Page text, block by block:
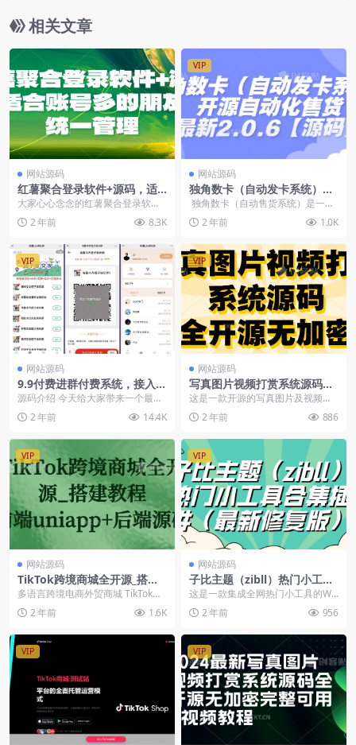
相关文章
网站源码
红薯聚合登录软件+源码，适
合账号多的朋友，统一管理
大家心心念念的红薯聚合登录软件
来啦！！ Python开发的，不报毒，
win10，...
2 年前 8.3K
VIP
网站源码
独角数卡（自动发卡系统）开
源自动化售货最新2.0.6【源
码】
独角数卡（自动售货系统）是一款
基于Laravel框架的开源站长自动
化...2 年前 1.0K
VIP
网站源码
9.9付费进群付费系统，接入易
支付版 全套搭建教程
源码介绍 今天给大家带来一个最近
比较火的付费进群系统搭建教程，
变线思路有很多，如...
2 年前 14.4K
VIP
网站源码
写真图片视频打赏系统源码全
开源无加密
这是一款开源的写真图片及视频打
赏系统源码，顾名思义他可以做写
真图片打赏站也可以做...
2 年前 886
VIP
网站源码
TikTok跨境商城全开源_搭建
教程/前端uniapp+后端源码
多语言跨境电商外贸商城 TikTok内
嵌商城，商家入驻+一键铺货+一键
提货 全开...
2 年前 1.6K
VIP
网站源码
子比主题（zibll）热门小工具
合集插件（最新修复版）
这是一款集成全网热门小工具的Wo
rdPress插件，仅在子比主题测试，
其他主题需...
2 年前 956
VIP VIP